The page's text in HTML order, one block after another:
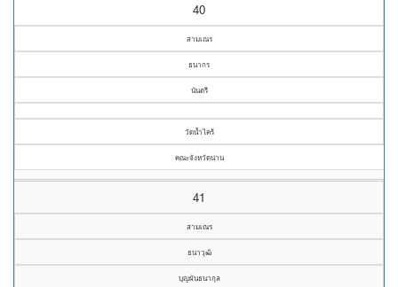
40
สามเณร
ธนากร
นันตรี
วัดน้ำไคร้
คณะจังหวัดน่าน
41
สามเณร
ธนาวุฒิ
บุญผันธนากุล